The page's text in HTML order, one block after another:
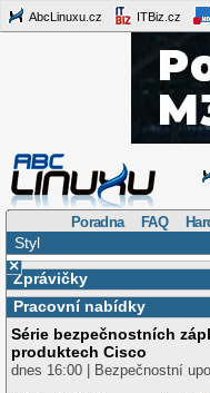
AbcLinuxu.cz ITBiz.cz
Poradna FAQ
Styl
×
Zprávičky
Pracovní nabídky
Série bezpečnostních
produktech Cisco
dnes 16:00 | Bezpečnostní